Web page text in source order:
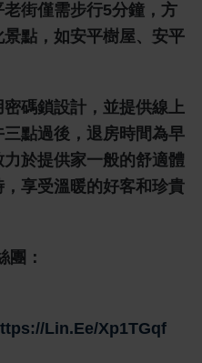
街僅需步行5分鐘，方
點，如安平樹屋、安平
碼鎖設計，並提供線上
點過後，退房時間為早
於提供家一般的舒適體
享受溫暖的好客和珍貴
團：
lin.ee/xp1TGqf